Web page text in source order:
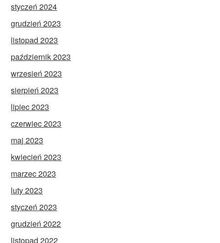
styczeń 2024
grudzień 2023
listopad 2023
październik 2023
wrzesień 2023
sierpień 2023
lipiec 2023
czerwiec 2023
maj 2023
kwiecień 2023
marzec 2023
luty 2023
styczeń 2023
grudzień 2022
listopad 2022